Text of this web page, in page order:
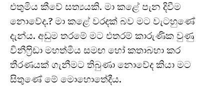
එතුමිය කීවේ සත්‍යයකි. මා කළේ පැන දිවීම
නොවේද.? මා කළේ වරදක් බව මට වැටහුණේ
දැන්ය. අඩුම තරමේ මට එතරම් කාරුණික වුණු
විනීෆ්‍රිඩා මහත්මිය සමඟ හෝ කතාබහා කර
තීරණයක් ගැනීමට තිබුණා නොවේද කියා මට
සිතුණේ මේ මොහොතේදීය.